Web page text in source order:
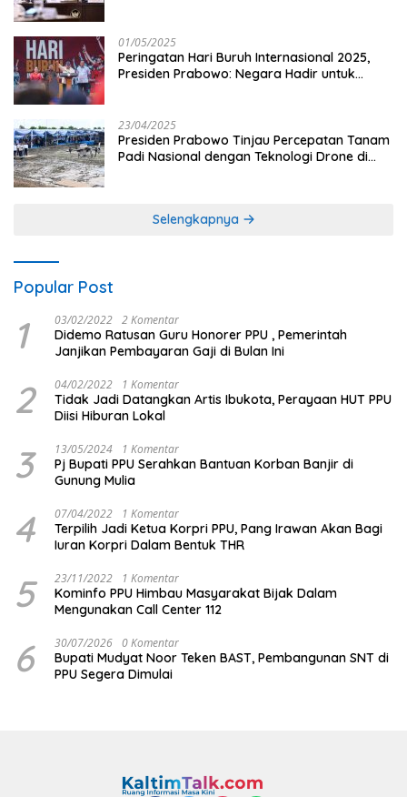
01/05/2025
Peringatan Hari Buruh Internasional 2025,
Presiden Prabowo: Negara Hadir untuk
23/04/2025
Presiden Prabowo Tinjau Percepatan Tanam
Padi Nasional dengan Teknologi Drone di
Selengkapnya
Popular Post
1 03/02/2022 2 Komentar
Didemo Ratusan Guru Honorer PPU , Pemerintah
Janjikan Pembayaran Gaji di Bulan Ini
2 04/02/2022 1 Komentar
Tidak Jadi Datangkan Artis Ibukota, Perayaan HUT PPU
Diisi Hiburan Lokal
3 13/05/2024 1 Komentar
Pj Bupati PPU Serahkan Bantuan Korban Banjir di
Gunung Mulia
4 07/04/2022 1 Komentar
Terpilih Jadi Ketua Korpri PPU, Pang Irawan Akan Bagi
Iuran Korpri Dalam Bentuk THR
5 23/11/2022 1 Komentar
Kominfo PPU Himbau Masyarakat Bijak Dalam
Mengunakan Call Center 112
6 30/07/2026 0 Komentar
Bupati Mudyat Noor Teken BAST, Pembangunan SNT di
PPU Segera Dimulai